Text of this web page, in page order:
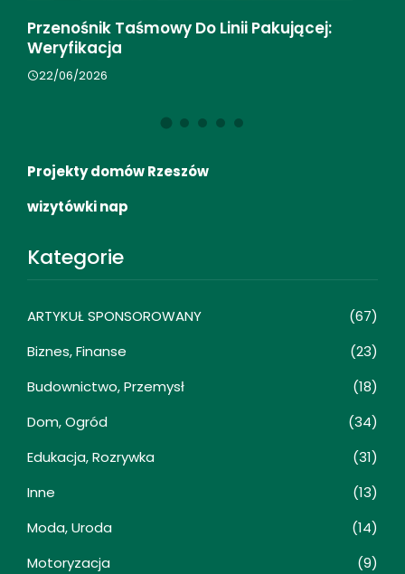
Przygotowanie Firmy Do
Projekty domów Rzeszów
wizytówki nap
Kategorie
ARTYKUŁ SPONSOROWANY
(67)
Biznes, Finanse
(23)
Budownictwo, Przemysł
(18)
Dom, Ogród
(34)
Edukacja, Rozrywka
(31)
Inne
(13)
Moda, Uroda
(14)
Motoryzacja
(9)